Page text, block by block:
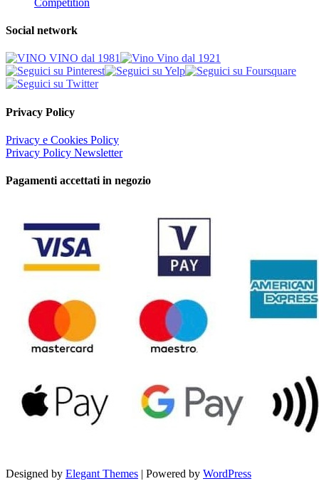
Social network
Privacy Policy
Privacy e Cookies Policy
Privacy Policy Newsletter
Pagamenti accettati in negozio
Designed by Elegant Themes | Powered by WordPress